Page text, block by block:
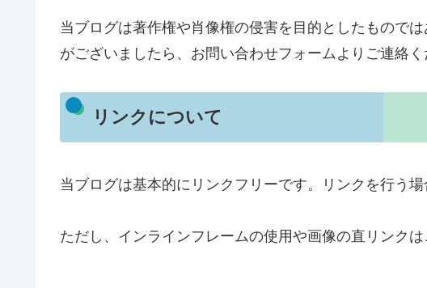
当ブログは著作権や肖像権の侵害を目的としたもので
がございましたら、お問い合わせフォームよりご連絡く
リンクについて
当ブログは基本的にリンクフリーです。リンクを行う場
ただし、インラインフレームの使用や画像の直リンクは